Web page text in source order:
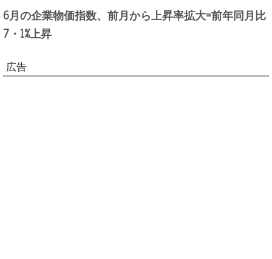
6月の企業物価指数、前月から上昇率拡大=前年同月比
7・1%上昇
広告